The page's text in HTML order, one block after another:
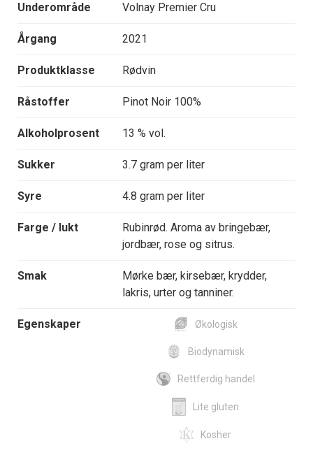
Underområde Volnay Premier Cru
Årgang 2021
Produktklasse Rødvin
Råstoffer Pinot Noir 100%
Alkoholprosent 13 % vol.
Sukker 3.7 gram per liter
Syre 4.8 gram per liter
Farge / lukt
Rubinrød. Aroma av bringebær,
jordbær, rose og sitrus.
Smak
Mørke bær, kirsebær, krydder,
lakris, urter og tanniner.
Egenskaper Økologisk
Biodynamisk
Rettferdig handel
Lite gluten
Kosher